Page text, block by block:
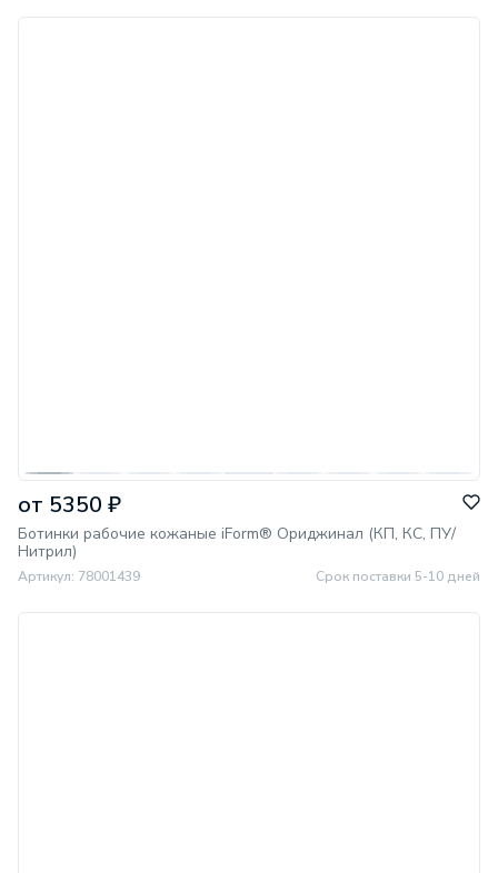
от 5350 ₽
Ботинки рабочие кожаные iForm® Ориджинал (КП, КС, ПУ/
Нитрил)
Артикул: 78001439 Срок поставки 5-10 дней